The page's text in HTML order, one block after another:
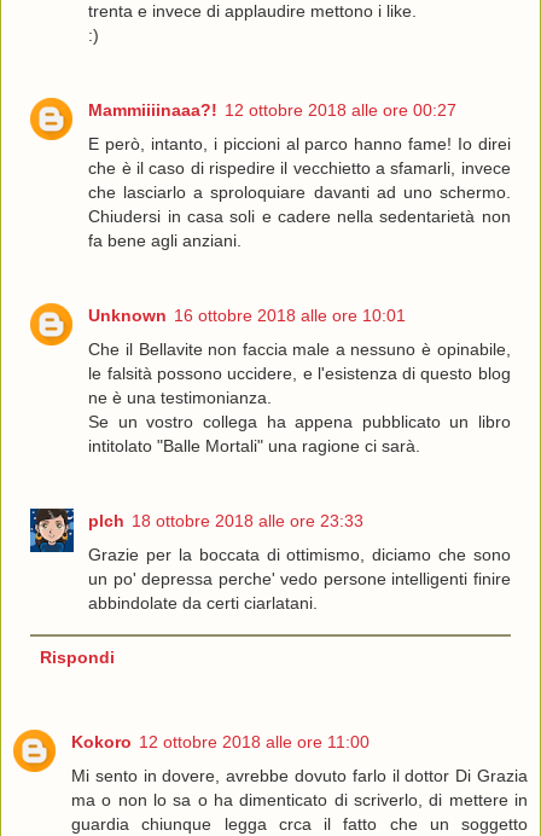
trenta e invece di applaudire mettono i like.
:)
Mammiiiinaaa?! 12 ottobre 2018 alle ore 00:27
E però, intanto, i piccioni al parco hanno fame! Io direi
che è il caso di rispedire il vecchietto a sfamarli, invece
che lasciarlo a sproloquiare davanti ad uno schermo.
Chiudersi in casa soli e cadere nella sedentarietà non
fa bene agli anziani.
Unknown 16 ottobre 2018 alle ore 10:01
Che il Bellavite non faccia male a nessuno è opinabile,
le falsità possono uccidere, e l'esistenza di questo blog
ne è una testimonianza.
Se un vostro collega ha appena pubblicato un libro
intitolato "Balle Mortali" una ragione ci sarà.
plch 18 ottobre 2018 alle ore 23:33
Grazie per la boccata di ottimismo, diciamo che sono
un po' depressa perche' vedo persone intelligenti finire
abbindolate da certi ciarlatani.
Rispondi
Kokoro 12 ottobre 2018 alle ore 11:00
Mi sento in dovere, avrebbe dovuto farlo il dottor Di Grazia
ma o non lo sa o ha dimenticato di scriverlo, di mettere in
guardia chiunque legga crca il fatto che un soggetto